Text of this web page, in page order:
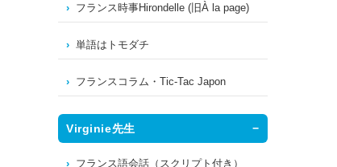
フランス時事Hirondelle (旧À la page)
単語はトモダチ
フランスコラム・Tic-Tac Japon
Virginie先生
フランス語会話（スクリプト付き）